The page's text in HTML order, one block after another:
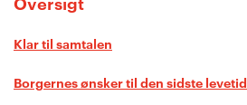
Klar til samtalen
Borgernes ønsker til den sidste levetid